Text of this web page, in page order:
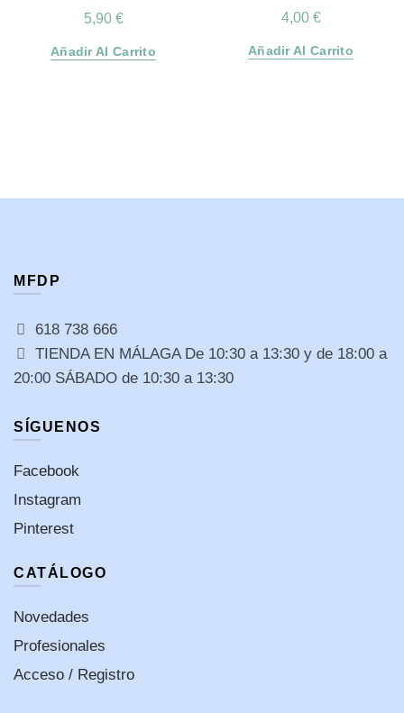
5,90 €
Añadir Al Carrito
4,00 €
Añadir Al Carrito
MFDP
618 738 666
TIENDA EN MÁLAGA De 10:30 a 13:30 y de 18:00 a
20:00 SÁBADO de 10:30 a 13:30
SÍGUENOS
Facebook
Instagram
Pinterest
CATÁLOGO
Novedades
Profesionales
Acceso / Registro